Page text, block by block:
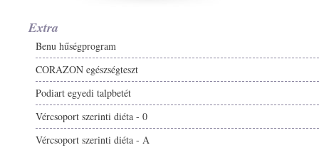
Extra
Benu hűségprogram
CORAZON egészségteszt
Podiart egyedi talpbetét
Vércsoport szerinti diéta - 0
Vércsoport szerinti diéta - A